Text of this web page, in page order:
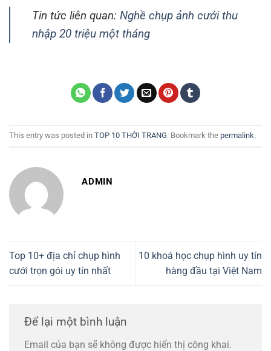
Tin tức liên quan: Nghề chụp ảnh cưới thu
nhập 20 triệu một tháng
This entry was posted in TOP 10 THỜI TRANG. Bookmark the permalink.
ADMIN
Top 10+ địa chỉ chụp hình
cưới trọn gói uy tín nhất
10 khoá học chụp hình uy tín
hàng đầu tại Việt Nam
Để lại một bình luận
Email của bạn sẽ không được hiển thị công khai.